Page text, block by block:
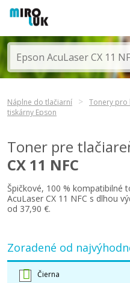
Náplne do tlačiarní Tonery pro
tiskárny Epson
Toner pre
CX 11 NFC
Špičkové, 100 % kompatibilné
AcuLaser CX 11 NFC s dlhou
od 37,90 €.
Zoradené od
Čierna